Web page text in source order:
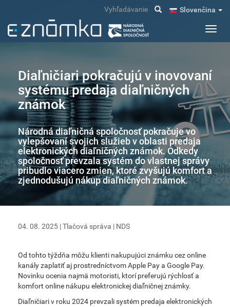
hlavný
obsah
Slovenčina
Vyhľadávanie
Diaľničiari pokračujú v inovovaní
systému predaja diaľničných
známok
Národná diaľničná spoločnosť pokračuje vo
vylepšovaní svojich služieb v oblasti predaja
elektronických diaľničných známok. Odkedy
spoločnosť prevzala systém do vlastnej správy
pribudlo viacero zmien, ktoré zvyšujú komfort a
zjednodušujú nákup diaľničných známok.
04. 08. 2025 |Tlačová správa | NDS
Od tohto týždňa môžu klienti nakupujúci známku cez online
kanály zaplatiť aj prostredníctvom Apple Pay a Google Pay.
Novinku ocenia najmä motoristi, ktorí preferujú rýchlosť a
komfort online nákupu elektronickej diaľničnej známky.
Diaľničiari v roku 2024 prevzali systém predaja elektronických